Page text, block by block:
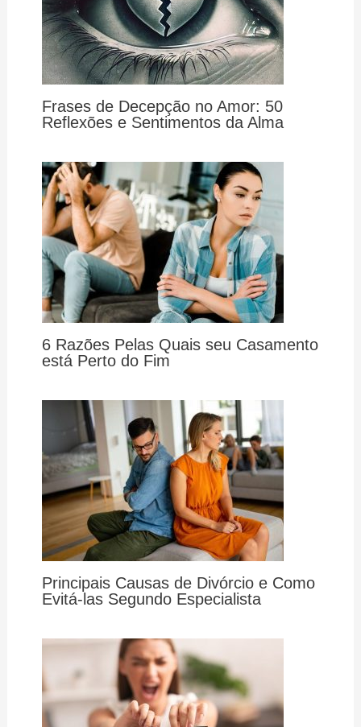
Frases de Decepção no Amor: 50
Reflexões e Sentimentos da Alma
6 Razões Pelas Quais seu Casamento
está Perto do Fim
Principais Causas de Divórcio e Como
Evitá-las Segundo Especialista